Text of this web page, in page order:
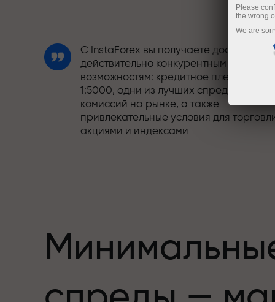
С InstaForex вы получаете доступ к
действительно конкурентным
возможностям: кредитное плечо до
1:5000, одни из лучших спредов и
комиссий на рынке, а также
привлекательные условия для
акциями и индексами
предложениями
Лопрайс привносит элементы драйва
Please
the wrong
We are